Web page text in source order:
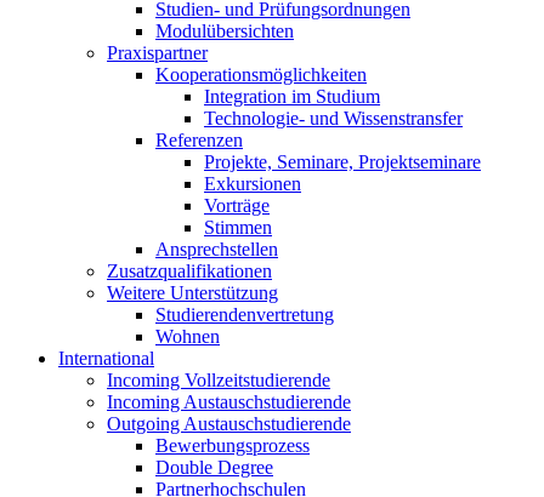
Studien- und Prüfungsordnungen
Modulübersichten
Praxispartner
Kooperationsmöglichkeiten
Integration im Studium
Technologie- und Wissenstransfer
Referenzen
Projekte, Seminare, Projektseminare
Exkursionen
Vorträge
Stimmen
Ansprechstellen
Zusatzqualifikationen
Weitere Unterstützung
Studierendenvertretung
Wohnen
International
Incoming Vollzeitstudierende
Incoming Austauschstudierende
Outgoing Austauschstudierende
Bewerbungsprozess
Double Degree
Partnerhochschulen